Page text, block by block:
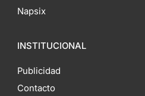
Napsix
INSTITUCIONAL
Publicidad
Contacto